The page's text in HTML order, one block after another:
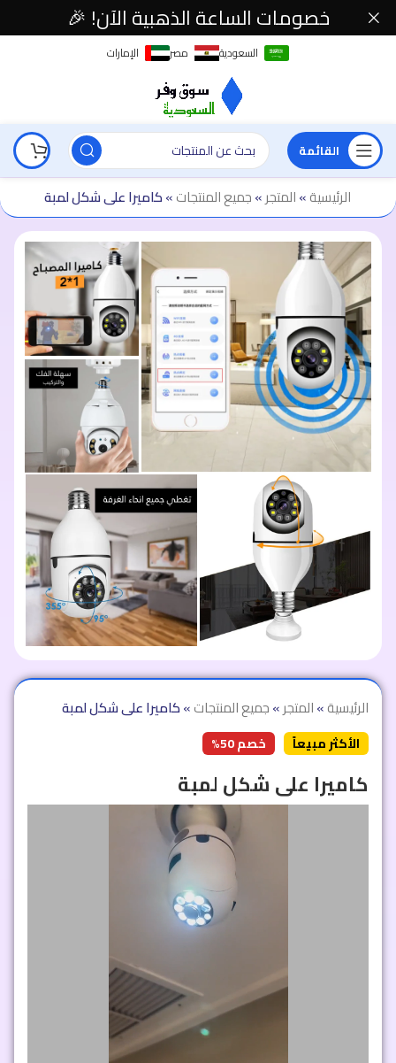
السعودية مصر الإمارات
القائمة
الرئيسية»المتجر»جميع المنتجات»كاميرا على شكل لمبة
الرئيسية»المتجر»جميع المنتجات»كاميرا على شكل لمبة
الأكثر مبيعاً خصم 50%
كاميرا على شكل لمبة
خصومات الساعة الذهبية الآن! 🎉